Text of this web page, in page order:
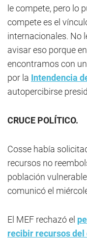
le compete, pero lo
compete es el
internacionales. No
avisar eso porque
encontramos con
por la Intendencia
autopercibirse
CRUCE POLÍTICO.
Cosse había
recursos no
población
comunicó el
El MEF rechazó el
recibir recursos